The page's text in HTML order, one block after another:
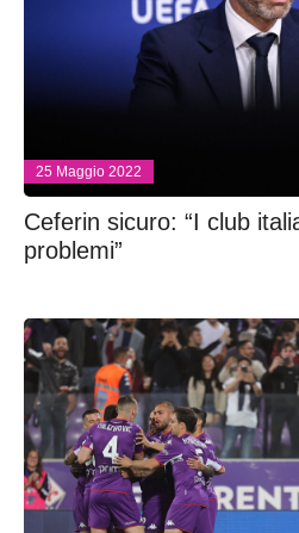
25 Maggio 2022
Ceferin sicuro: “I club
problemi”